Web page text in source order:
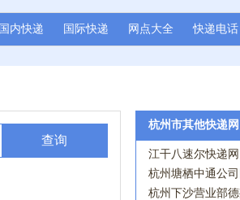
国内快递 国际快递 网点大全 快递电话
查询
杭州市其他快递
江干八速尔快递
杭州塘栖中通公
杭州下沙营业部